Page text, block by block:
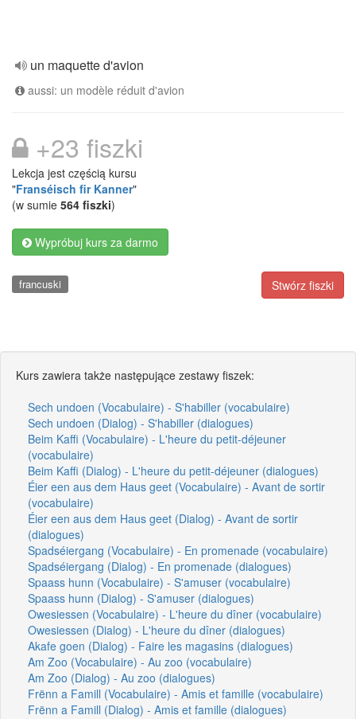
un maquette d'avion
aussi: un modèle réduit d'avion
+23 fiszki
Lekcja jest częścią kursu
"Franséisch fir Kanner"
(w sumie 564 fiszki)
Wypróbuj kurs za darmo
Stwórz fiszki
francuski
Kurs zawiera także następujące zestawy fiszek:
Sech undoen (Vocabulaire) - S'habiller (vocabulaire)
Sech undoen (Dialog) - S'habiller (dialogues)
Beim Kaffi (Vocabulaire) - L'heure du petit-déjeuner
(vocabulaire)
Beim Kaffi (Dialog) - L'heure du petit-déjeuner (dialogues)
Éier een aus dem Haus geet (Vocabulaire) - Avant de sortir
(vocabulaire)
Éier een aus dem Haus geet (Dialog) - Avant de sortir
(dialogues)
Spadséiergang (Vocabulaire) - En promenade (vocabulaire)
Spadséiergang (Dialog) - En promenade (dialogues)
Spaass hunn (Vocabulaire) - S'amuser (vocabulaire)
Spaass hunn (Dialog) - S'amuser (dialogues)
Owesiessen (Vocabulaire) - L'heure du dîner (vocabulaire)
Owesiessen (Dialog) - L'heure du dîner (dialogues)
Akafe goen (Dialog) - Faire les magasins (dialogues)
Am Zoo (Vocabulaire) - Au zoo (vocabulaire)
Am Zoo (Dialog) - Au zoo (dialogues)
Frënn a Famill (Vocabulaire) - Amis et famille (vocabulaire)
Frënn a Famill (Dialog) - Amis et famille (dialogues)